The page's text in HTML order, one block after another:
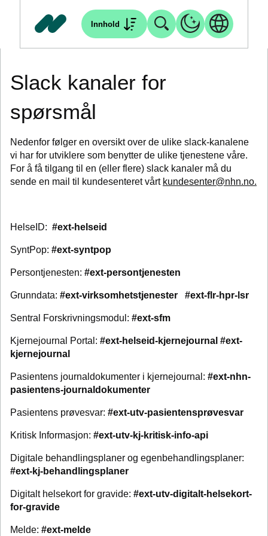
Innhold
Slack kanaler for
spørsmål
Nedenfor følger en oversikt over de ulike slack-kanalene
vi har for utviklere som benytter de ulike tjenestene våre.
For å få tilgang til en (eller flere) slack kanaler må du
sende en mail til kundesenteret vårt kundesenter@nhn.no.
HelseID: #ext-helseid
SyntPop: #ext-syntpop
Persontjenesten: #ext-persontjenesten
Grunndata: #ext-virksomhetstjenester #ext-flr-hpr-lsr
Sentral Forskrivningsmodul: #ext-sfm
Kjernejournal Portal: #ext-helseid-kjernejournal #ext-
kjernejournal
Pasientens journaldokumenter i kjernejournal: #ext-nhn-
pasientens-journaldokumenter
Pasientens prøvesvar: #ext-utv-pasientensprøvesvar
Kritisk Informasjon: #ext-utv-kj-kritisk-info-api
Digitale behandlingsplaner og egenbehandlingsplaner:
#ext-kj-behandlingsplaner
Digitalt helsekort for gravide: #ext-utv-digitalt-helsekort-
for-gravide
Melde: #ext-melde